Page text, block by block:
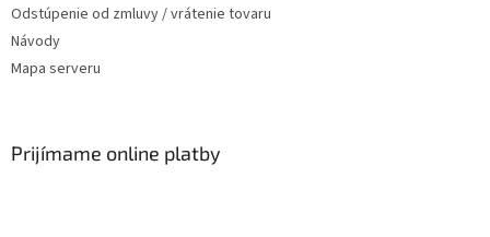
Odstúpenie od zmluvy / vrátenie tovaru
Návody
Mapa serveru
Prijímame online platby